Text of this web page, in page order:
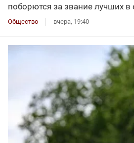
поборются за звание лучших в
Общество вчера, 19:40